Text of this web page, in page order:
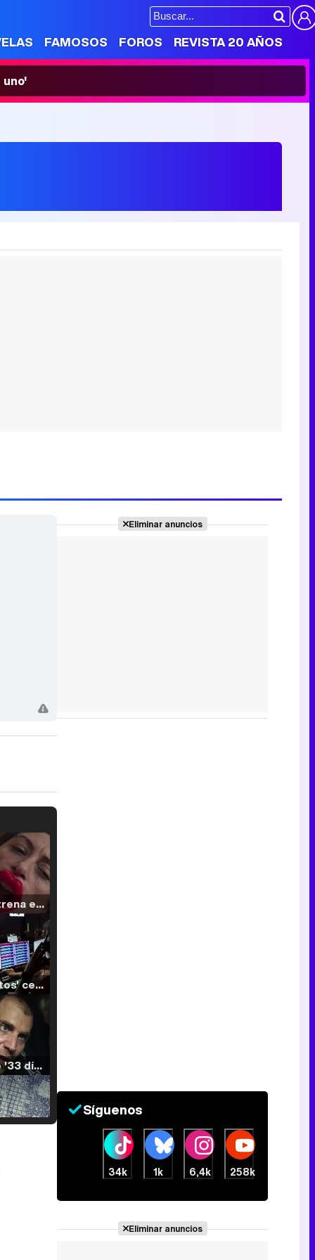
FAMOSOS FOROS REVISTA 20 AÑOS
Filmin estrena el tráiler de 'Millennial Mal', su nueva comedia universitaria de la mano de Lorena Iglesias
'120 Minutos' celebra sus 2.000 programas en Telemadrid con un vídeo del día a día en la redacción
Tráiler de '33 días', la nueva serie de Atresplayer con Julián Villagrán y José Manuel Poga
Eliminar anuncios
Síguenos
34k 1k 6,4k 258k
Eliminar anuncios